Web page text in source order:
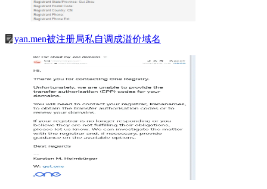
yan.men被注册局私自调成溢价域名